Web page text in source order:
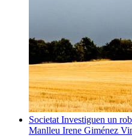
Societat Investiguen un
Manlleu Irene Giménez